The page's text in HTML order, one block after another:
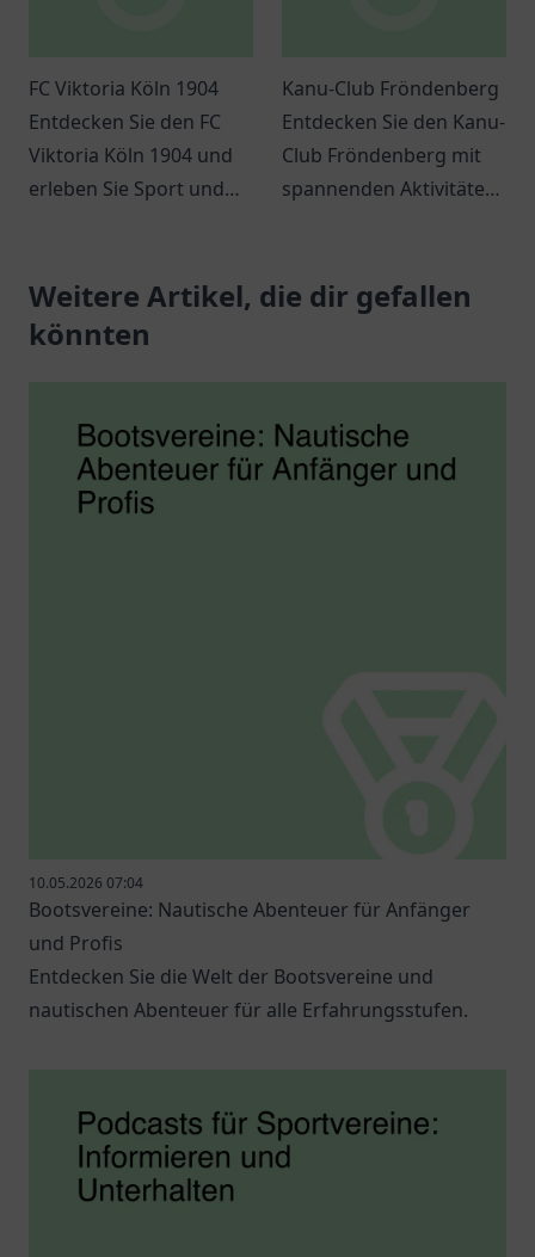
FC Viktoria Köln 1904
Entdecken Sie den FC
Viktoria Köln 1904 und
erleben Sie Sport und
Fußballfans.
Kanu-Club Fröndenberg
Entdecken Sie den Kanu-
Club Fröndenberg mit
spannenden Aktivitäten
und erleben Sie
Abenteuer in der Natur.
Weitere Artikel, die dir gefallen
könnten
10.05.2026 07:04
Bootsvereine: Nautische Abenteuer für Anfänger
und Profis
Entdecken Sie die Welt der Bootsvereine und
nautischen Abenteuer für alle Erfahrungsstufen.